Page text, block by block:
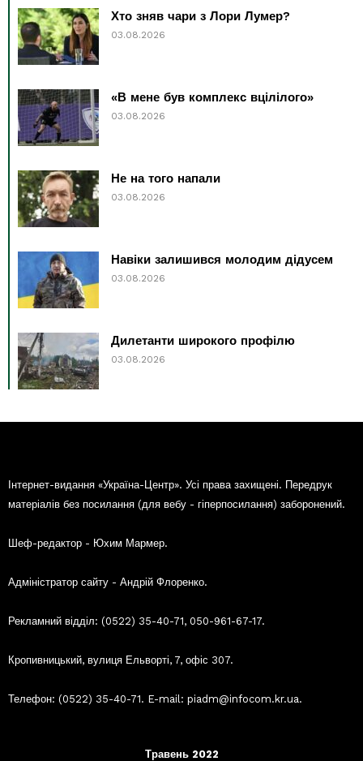
Хто зняв чари з Лори Лумер?
03.08.2026
«В мене був комплекс вцілілого»
03.08.2026
Не на того напали
03.08.2026
Навіки залишився молодим дідусем
03.08.2026
Дилетанти широкого профілю
03.08.2026
Інтернет-видання «Україна-Центр». Усі права захищені. Передрук
матеріалів без посилання (для вебу - гіперпосилання) заборонений.
Шеф-редактор - Юхим Мармер.
Адміністратор сайту - Андрій Флоренко.
Рекламний відділ: (0522) 35-40-71, 050-961-67-17.
Кропивницький, вулиця Ельворті, 7, офіс 307.
Телефон: (0522) 35-40-71. E-mail: piadm@infocom.kr.ua.
Травень 2022